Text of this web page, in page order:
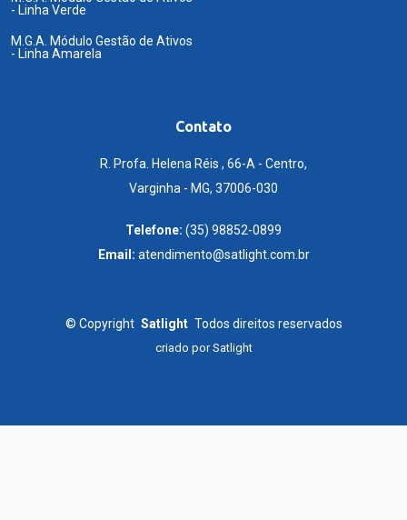
- Linha Verde
M.G.A. Módulo Gestão de Ativos
- Linha Amarela
Contato
R. Profa. Helena Réis , 66-A - Centro,
Varginha - MG, 37006-030
Telefone: (35) 98852-0899
Email: atendimento@satlight.com.br
© Copyright Satlight Todos direitos reservados
criado porSatlight